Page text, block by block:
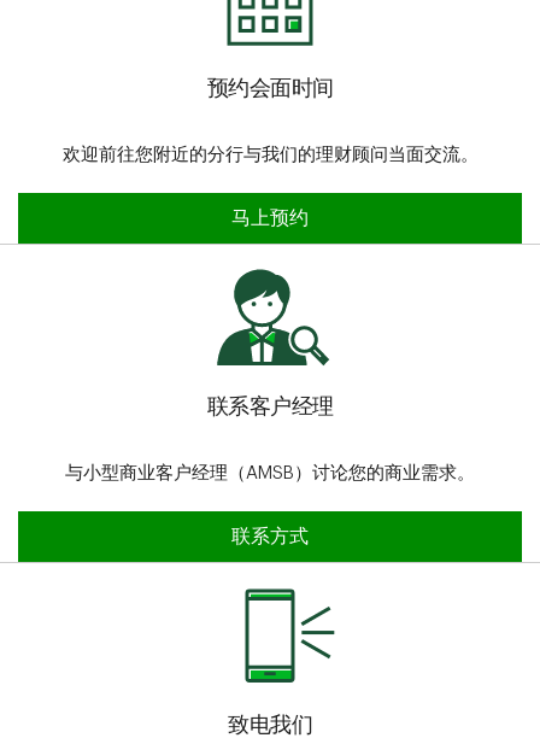
预约会面时间
欢迎前往您附近的分行与我们的理财顾问当面交流。
预约会面时间
马上预约
联系客户经理
与小型商业客户经理（AMSB）讨论您的商业需求。
联系客户经理
联系方式
致电我们